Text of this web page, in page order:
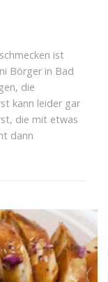
ist
Börger in Bad
die
kann leider gar
die mit etwas
dann